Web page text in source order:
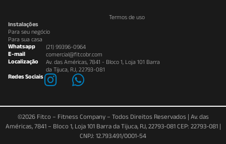
Instalações
Para seu negócio
Para sua casa
Whatsapp
(21) 99396-0964
E-mail
comercial@fitcobr.com
Localização
Av. das Américas, 7841 - Bloco 1, Loja 101 Barra
da Tijuca, RJ, 22793-081
Redes Sociais
Termos de uso
©2026 Fitco – Fitness Company – Todos Direitos Reservados | Av. das
Américas, 7841 – Bloco 1, Loja 101 Barra da Tijuca, RJ, 22793-081 CEP: 22793-081 |
CNPJ: 12.793.491/0001-54